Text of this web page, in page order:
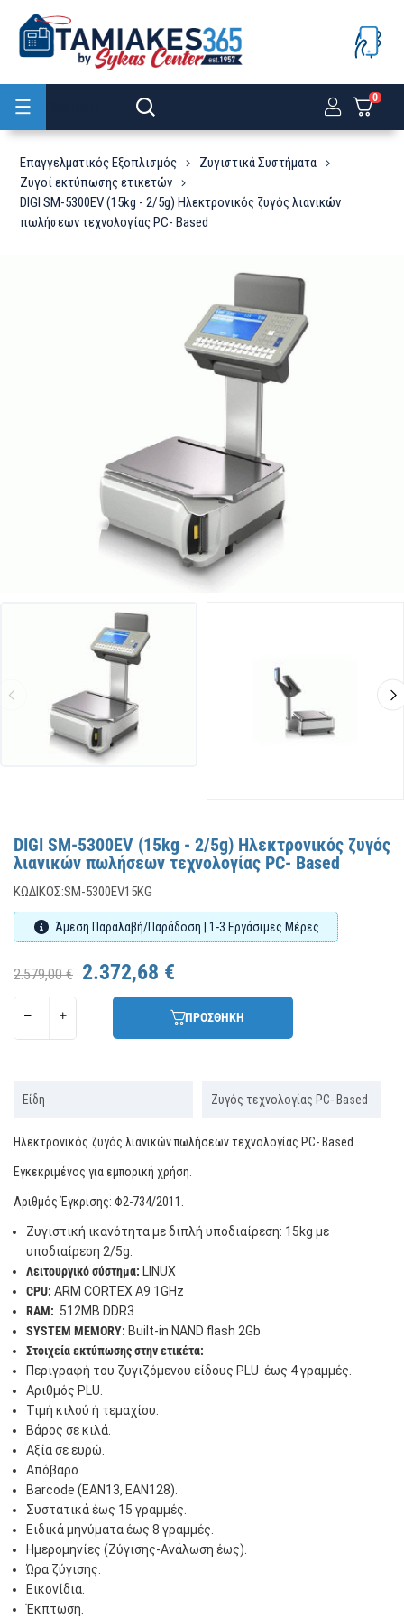
0
Επαγγελματικός Εξοπλισμός
Ζυγιστικά Συστήματα
Zυγοί εκτύπωσης ετικετών
DIGI SM-5300EV (15kg - 2/5g) Ηλεκτρονικός ζυγός λιανικών
πωλήσεων τεχνολογίας PC- Based
DIGI SM-5300EV (15kg - 2/5g) Ηλεκτρονικός ζυγός
λιανικών πωλήσεων τεχνολογίας PC- Based
ΚΩΔΙΚΌΣ:SM-5300EV15KG
Άμεση Παραλαβή/Παράδοση | 1-3 Εργάσιμες Μέρες
2.579,00 € 2.372,68 €
ΠΡΟΣΘΗΚΗ
Είδη Ζυγός τεχνολογίας PC- Based
Ηλεκτρονικός ζυγός λιανικών πωλήσεων τεχνολογίας PC- Based.
Εγκεκριμένος για εμπορική χρήση.
Αριθμός Έγκρισης: Φ2-734/2011.
Ζυγιστική ικανότητα με διπλή υποδιαίρεση: 15kg με
υποδιαίρεση 2/5g.
Λειτουργικό σύστημα: LINUX
CPU: ARM CORTEX A9 1GHz
RAM: 512MB DDR3
SYSTEM MEMORY: Built-in NAND flash 2Gb
Στοιχεία εκτύπωσης στην ετικέτα:
Περιγραφή τoυ ζυγιζόμενου είδους PLU έως 4 γραμμές.
Αριθμός PLU.
Τιμή κιλού ή τεμαχίου.
Βάρος σε κιλά.
Αξία σε ευρώ.
Απόβαρο.
Barcode (EAN13, ΕΑΝ128).
Συστατικά έως 15 γραμμές.
Ειδικά μηνύματα έως 8 γραμμές.
Ημερομηνίες (Ζύγισης-Ανάλωση έως).
Ώρα ζύγισης.
Εικονίδια.
Έκπτωση.